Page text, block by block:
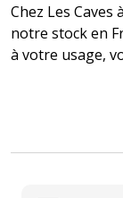
Chez Les
notre stock en
à votre usage,